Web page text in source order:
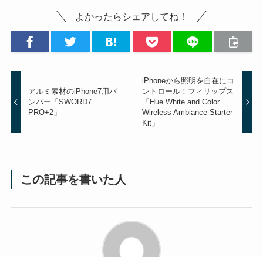
よかったらシェアしてね！
アルミ素材のiPhone7用バ
ンパー「SWORD7
PRO+2」
iPhoneから照明を自在にコ
ントロール！フィリップス
「Hue White and Color
Wireless Ambiance Starter
Kit」
この記事を書いた人